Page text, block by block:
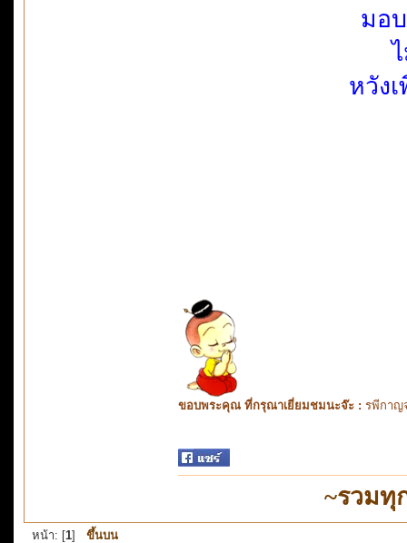
มอ
หวัง
ขอบพระคุณ ที่กรุณาเยี่ยมชมนะจ๊ะ : รพีกาญ
~รวมทุ
หน้า: [1] ขึ้นบน